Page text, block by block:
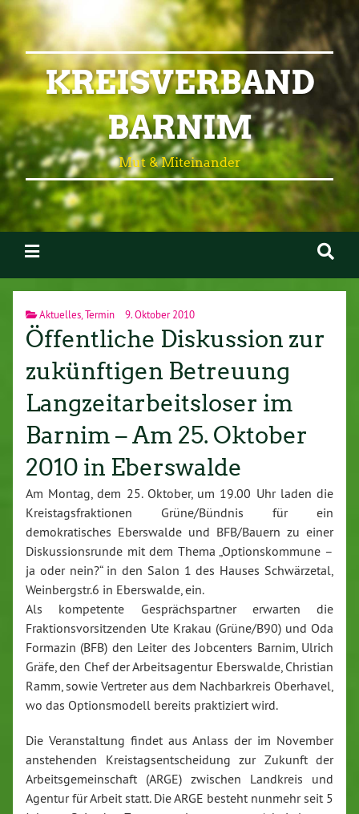
KREISVERBAND
BARNIM
Mut & Miteinander
Aktuelles,Termin 9. Oktober 2010
Öffentliche Diskussion zur
zukünftigen Betreuung
Langzeitarbeitsloser im
Barnim – Am 25. Oktober
2010 in Eberswalde
Am Montag, dem 25. Oktober, um 19.00 Uhr laden die
Kreistagsfraktionen Grüne/Bündnis für ein
demokratisches Eberswalde und BFB/Bauern zu einer
Diskussionsrunde mit dem Thema „Optionskommune –
ja oder nein?“ in den Salon 1 des Hauses Schwärzetal,
Weinbergstr.6 in Eberswalde, ein.
Als kompetente Gesprächspartner erwarten die
Fraktionsvorsitzenden Ute Krakau (Grüne/B90) und Oda
Formazin (BFB) den Leiter des Jobcenters Barnim, Ulrich
Gräfe, den Chef der Arbeitsagentur Eberswalde, Christian
Ramm, sowie Vertreter aus dem Nachbarkreis Oberhavel,
wo das Optionsmodell bereits praktiziert wird.
Die Veranstaltung findet aus Anlass der im November
anstehenden Kreistagsentscheidung zur Zukunft der
Arbeitsgemeinschaft (ARGE) zwischen Landkreis und
Agentur für Arbeit statt. Die ARGE besteht nunmehr seit 5